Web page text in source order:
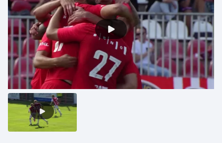
Sportovní střelba
Stolní tenis
Triatlon
Veslování
Vodní slalom